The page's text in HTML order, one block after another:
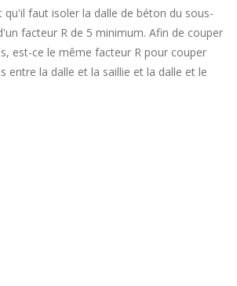
qu'il faut isoler la dalle de béton du sous-
facteur R de 5 minimum. Afin de couper
est-ce le même facteur R pour couper
entre la dalle et la saillie et la dalle et le